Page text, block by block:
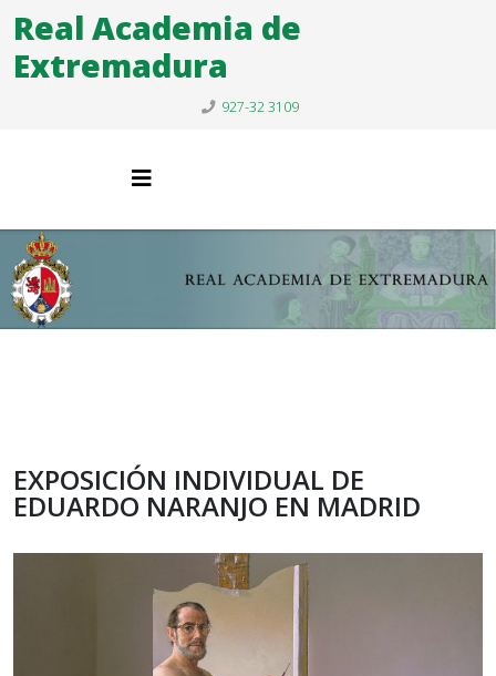
Real Academia de
Extremadura
927-32 3109
EXPOSICIÓN INDIVIDUAL DE
EDUARDO NARANJO EN MADRID